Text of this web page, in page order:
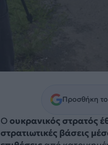
Προσθήκη
Οουκρανικός στρατός
στρατιωτικές βάσεις